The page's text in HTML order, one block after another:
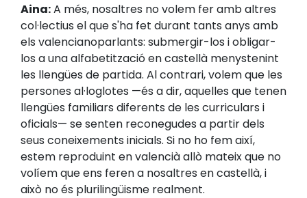
Aina:A més, nosaltres no volem fer amb altres
col·lectius el que s'ha fet durant tants anys amb
els valencianoparlants: submergir-los i obligar-
los a una alfabetització en castellà menystenint
les llengües de partida. Al contrari, volem que les
persones al·loglotes —és a dir, aquelles que tenen
llengües familiars diferents de les curriculars i
oficials— se senten reconegudes a partir dels
seus coneixements inicials. Si no ho fem així,
estem reproduint en valencià allò mateix que no
volíem que ens feren a nosaltres en castellà, i
això no és plurilingüisme realment.